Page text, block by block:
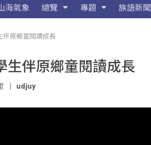
海氣象 總覽 專題 族語新聞
伴原鄉童閱讀成長
生伴原鄉童閱讀成長
udjuy